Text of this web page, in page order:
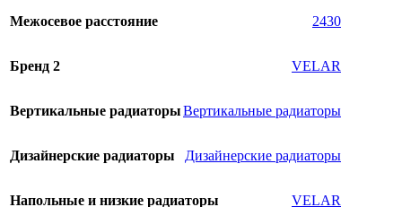
Межосевое расстояние 2430
Бренд 2 VELAR
Вертикальные радиаторыВертикальные радиаторы
Дизайнерские радиаторы Дизайнерские радиаторы
Напольные и низкие радиаторы VELAR